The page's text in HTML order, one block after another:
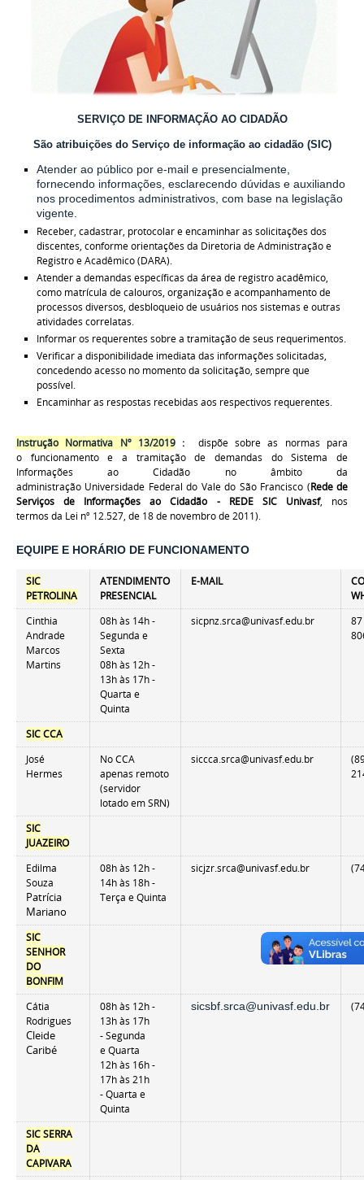
SERVIÇO DE INFORMAÇÃO AO CIDADÃO
São atribuições do Serviço de informação ao cidadão (SIC)
Atender ao público por e-mail e presencialmente,
fornecendo informações, esclarecendo dúvidas e auxiliando
nos procedimentos administrativos, com base na legislação
vigente.
Receber, cadastrar, protocolar e encaminhar as solicitações dos
discentes, conforme orientações da Diretoria de Administração e
Registro e Acadêmico (DARA).
Atender a demandas específicas da área de registro acadêmico,
como matrícula de calouros, organização e acompanhamento de
processos diversos, desbloqueio de usuários nos sistemas e outras
atividades correlatas.
Informar os requerentes sobre a tramitação de seus requerimentos.
Verificar a disponibilidade imediata das informações solicitadas,
concedendo acesso no momento da solicitação, sempre que
possível.
Encaminhar as respostas recebidas aos respectivos requerentes.
Instrução Normativa Nº 13/2019: dispõe sobre as
normas para
o funcionamento e a tramitação de demandas do Sistema de
Informações ao Cidadão no âmbito da
administração Universidade Federal do Vale do São Francisco (Rede de
Serviços de Informações ao Cidadão - REDE SIC Univasf, nos
termos da Lei nº 12.527, de 18 de novembro de 2011).
EQUIPE E HORÁRIO DE FUNCIONAMENTO
SIC
PETROLINA
ATENDIMENTO
PRESENCIAL
E-MAIL
Cinthia
Andrade
Marcos
Martins
08h às 14h -
Segunda e
Sexta
08h às 12h -
13h às 17h -
Quarta e
Quinta
sicpnz.srca@univasf.edu.br
SIC CCA
José
Hermes
No CCA
apenas remoto
(servidor
lotado em SRN)
siccca.srca@univasf.edu.br
SIC
JUAZEIRO
Edilma
Souza
Patrícia
Mariano
08h às 12h -
14h às 18h -
Terça e Quinta
sicjzr.srca@univasf.edu.br
SIC
SENHOR
DO
BONFIM
Cátia
Rodrigues
Cleide
Caribé
08h às 12h -
13h às 17h
- Segunda
e Quarta
12h às 16h -
17h às 21h
- Quarta e
Quinta
sicsbf.srca@univasf.edu.br
SIC SERRA
DA
CAPIVARA